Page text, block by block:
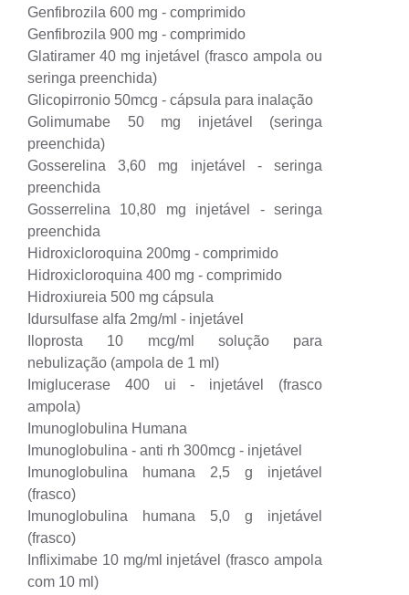
Genfibrozila 600 mg - comprimido
Genfibrozila 900 mg - comprimido
Glatiramer 40 mg injetável (frasco ampola ou
seringa preenchida)
Glicopirronio 50mcg - cápsula para inalação
Golimumabe 50 mg injetável (seringa
preenchida)
Gosserelina 3,60 mg injetável - seringa
preenchida
Gosserrelina 10,80 mg injetável - seringa
preenchida
Hidroxicloroquina 200mg - comprimido
Hidroxicloroquina 400 mg - comprimido
Hidroxiureia 500 mg cápsula
Idursulfase alfa 2mg/ml - injetável
Iloprosta 10 mcg/ml solução para
nebulização (ampola de 1 ml)
Imiglucerase 400 ui - injetável (frasco
ampola)
Imunoglobulina Humana
Imunoglobulina - anti rh 300mcg - injetável
Imunoglobulina humana 2,5 g injetável
(frasco)
Imunoglobulina humana 5,0 g injetável
(frasco)
Infliximabe 10 mg/ml injetável (frasco ampola
com 10 ml)